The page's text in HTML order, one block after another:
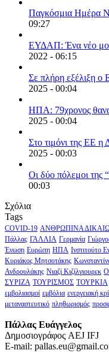
Παγκόσμια Ημέρα
09:27
ΕΥΔΑΠ: Ένα νέο
2022 - 06:15
Σε πλήρη εξέλιξη ο
2025 - 00:04
ΗΠΑ: 79χρονος
2025 - 00:04
Στο τιμόνι της ΕΕ η
2025 - 00:03
Οι δύο πόλεμοι της
00:03
Σχόλια
Tags
COVID-19 ΑΝΘΡΩΠΙΝΑ
Πάλλας ΓΑΛΛΙΑ Γερμανία
Ένωση Ευρώπη ΗΠΑ Ινστιτούτο
Κυριάκος Μητσοτάκης
Ανδρουλάκης Νιαζί Κιζίλγιουρεκ
ΣΥΡΙΖΑ ΤΟΥΡΙΣΜΟΣ ΤΟΥΡΚΙΑ
εμβολιασμοί εμβόλια ενεργειακή
μεταναστευτικό πληθωρισμός
Πάλλας Ευάγγελος
Δημοσιογράφος AEJ ΙFJ
E-mail: